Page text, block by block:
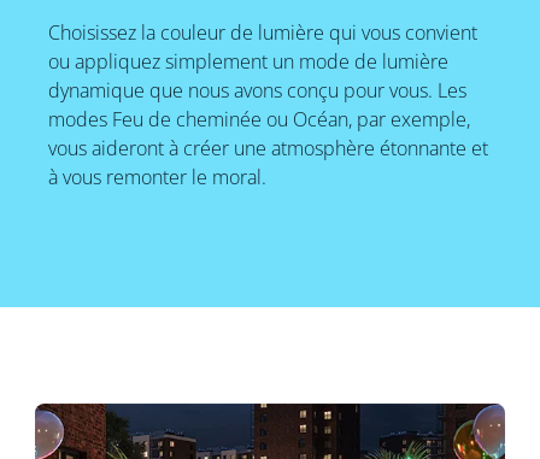
Choisissez la couleur de lumière qui vous convient
ou appliquez simplement un mode de lumière
dynamique que nous avons conçu pour vous. Les
modes Feu de cheminée ou Océan, par exemple,
vous aideront à créer une atmosphère étonnante et
à vous remonter le moral.